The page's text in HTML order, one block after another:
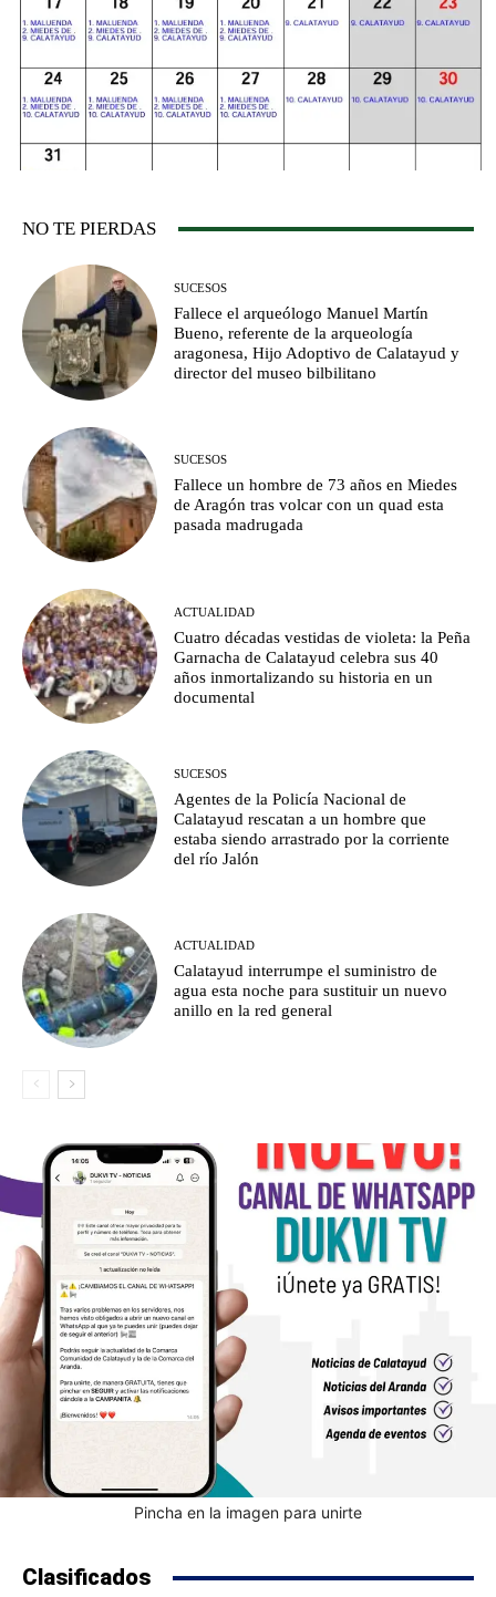
NO TE PIERDAS
SUCESOS
Fallece el arqueólogo Manuel Martín
Bueno, referente de la arqueología
aragonesa, Hijo Adoptivo de Calatayud y
director del museo bilbilitano
SUCESOS
Fallece un hombre de 73 años en Miedes
de Aragón tras volcar con un quad esta
pasada madrugada
ACTUALIDAD
Cuatro décadas vestidas de violeta: la Peña
Garnacha de Calatayud celebra sus 40
años inmortalizando su historia en un
documental
SUCESOS
Agentes de la Policía Nacional de
Calatayud rescatan a un hombre que
estaba siendo arrastrado por la corriente
del río Jalón
ACTUALIDAD
Calatayud interrumpe el suministro de
agua esta noche para sustituir un nuevo
anillo en la red general
Pincha en la imagen para unirte
Clasificados